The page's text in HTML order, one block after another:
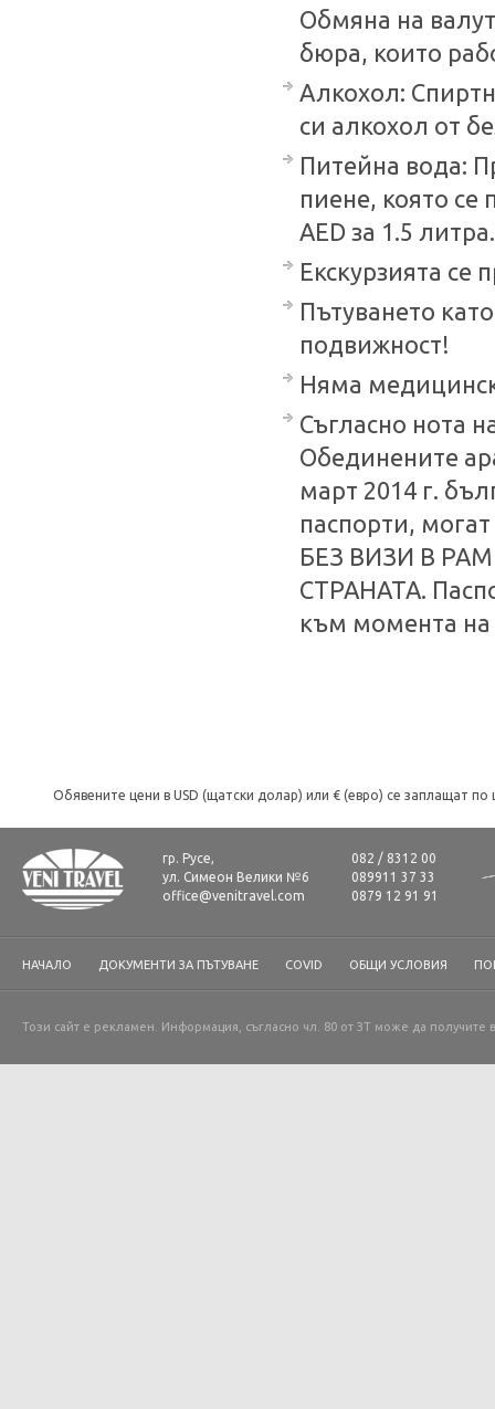
Обмяна на
бюра, които
Алкохол:
си алкохол от
Питейна вода:
пиене, която се
AED за 1.5 литра.
Екскурзията
Пътуването
подвижност!
Няма
Съгласно нота
Обединените
март 2014 г.
паспорти,
БЕЗ ВИЗИ В
СТРАНАТА.
към момента на
Обявените цени в USD (щатски долар) или € (евро) се заплащат
гр. Русе,
ул. Симеон Велики №6
office@venitravel.com
082 / 8312 00
089911 37 33
0879 12 91 91
НАЧАЛО ДОКУМЕНТИ ЗА ПЪТУВАНЕ COVID ОБЩИ УСЛОВИЯ
Този сайт е рекламен. Информация, съгласно чл. 80 от ЗТ може да получите